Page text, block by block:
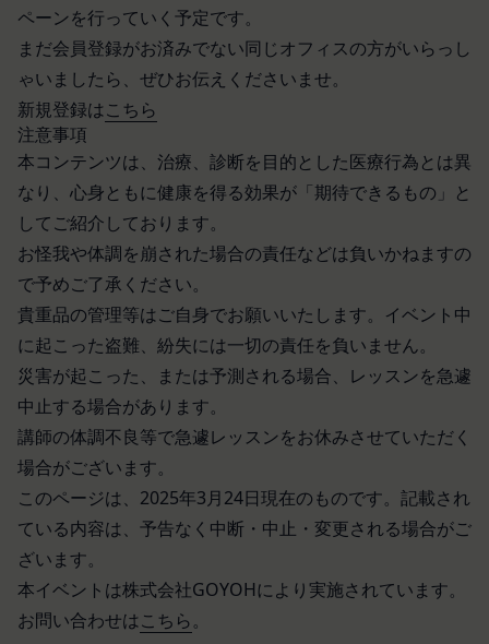
ペーンを行っていく予定です。
まだ会員登録がお済みでない同じオフィスの方がいらっし
ゃいましたら、ぜひお伝えくださいませ。
新規登録はこちら
注意事項
本コンテンツは、治療、診断を目的とした医療行為とは異
なり、心身ともに健康を得る効果が「期待できるもの」と
してご紹介しております。
お怪我や体調を崩された場合の責任などは負いかねますの
で予めご了承ください。
貴重品の管理等はご自身でお願いいたします。イベント中
に起こった盗難、紛失には一切の責任を負いません。
災害が起こった、または予測される場合、レッスンを急遽
中止する場合があります。
講師の体調不良等で急遽レッスンをお休みさせていただく
場合がございます。
このページは、2025年3月24日現在のものです。記載され
ている内容は、予告なく中断・中止・変更される場合がご
ざいます。
本イベントは株式会社GOYOHにより実施されています。
お問い合わせはこちら。
営業時間内に順次回答いたします。
お問い合わせ内容によっては回答にお時間をいただ
く場合や、ご返答できない場合がございます。あら
かじめご了承いただきますようお願い致します。
「@goyoh.jp」を含むメールアドレスから受信でき
るよう、あらかじめご設定ください。
メールによるお問い合わせについて、お客さまの個
人情報保護のため、SSL通信を使用しております。
お客さまがお使いのブラウザがSSL通信非対応の場
合には、このお問い合わせフォームは利用できませ
んので、その場合にはお電話でのお問い合わせをお
願いいたします。
組織・体制
当社は、管理担当役員を利用者情報管理責任者と
し、利用者情報の適正な管理及び継続的な改善を実
施します。
免責
当社は、以下の場合には、何らの責任を負いませ
ん。
お客様ご本人が本サービスの機能又は別の手段を用
いて第三者に利用者情報を明らかにした場合
お客様が自ら本サービス上に入力した情報等によ
り、個人を識別し得る状態に至った場合
改善
認・登録されたお客様IDおよびパスワードの利
用、管理について一切の責任を負うものとします。
会員は、お客様IDおよびパスワードの第三者への
譲渡、承継、名義変更、貸与、開示又は漏洩しては
ならないものとします。
会員のお客様IDおよびパスワードの使用上の過失
または第三者による不正使用等に起因する損害につ
いて、当社は一切責任を負わないものとします。
会員のお客様IDおよびパスワードの失念に起因す
る損害について、当社は一切の責任を負わないもの
とします。
当社は、当社所定の方法により会員のお客様IDお
よびパスワードの一致を確認した場合、当該お客様
IDおよびパスワードに基づく会員が、本サービス
を利用したものとみなし、その場合の責任は全て当
該会員に帰属するものとします。
第7条（会員の退会）
会員は、当社所定の退会手続の完了により、会員登
録を抹消することができます。
第8条（禁止事項）
会員は、本サービスの利用に際して、以下の各号の
いずれかに該当する行為または該当するおそれのあ
る行為を行ってはならないものとします。